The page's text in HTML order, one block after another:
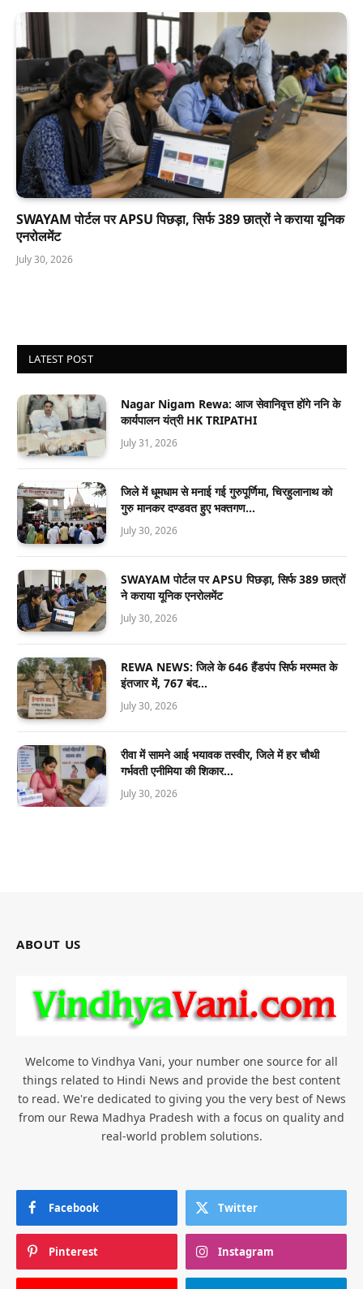
SWAYAM पोर्टल पर APSU पिछड़ा, सिर्फ 389 छात्रों ने कराया यूनिक
एनरोलमेंट
July 30, 2026
LATEST POST
Nagar Nigam Rewa: आज सेवानिवृत्त होंगे ननि के
कार्यपालन यंत्री HK TRIPATHI
July 31, 2026
जिले में धूमधाम से मनाई गई गुरुपूर्णिमा, चिरहुलानाथ को
गुरु मानकर दण्डवत हुए भक्तगण…
July 30, 2026
SWAYAM पोर्टल पर APSU पिछड़ा, सिर्फ 389 छात्रों
ने कराया यूनिक एनरोलमेंट
July 30, 2026
REWA NEWS: जिले के 646 हैंडपंप सिर्फ मरम्मत के
इंतजार में, 767 बंद…
July 30, 2026
रीवा में सामने आई भयावक तस्वीर, जिले में हर चौथी
गर्भवती एनीमिया की शिकार…
July 30, 2026
ABOUT US
Welcome to Vindhya Vani, your number one source for all
things related to Hindi News and provide the best content
to read. We're dedicated to giving you the very best of News
from our Rewa Madhya Pradesh with a focus on quality and
real-world problem solutions.
Facebook Twitter
Pinterest Instagram